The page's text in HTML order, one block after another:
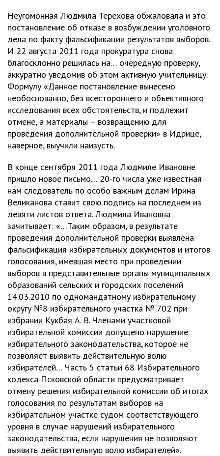
Неугомонная Людмила Терехова обжаловала и это
постановление об отказе в возбуждении уголовного
дела по факту фальсификации результатов выборов.
И 22 августа 2011 года прокуратура снова
благосклонно решилась на… очередную проверку,
аккуратно уведомив об этом активную учительницу.
Формулу «Данное постановление вынесено
необоснованно, без всестороннего и объективного
исследования всех обстоятельств, и подлежит
отмене, а материалы – возвращению для
проведения дополнительной проверки» в Идрице,
наверное, выучили наизусть.
В конце сентября 2011 года Людмиле Ивановне
пришло новое письмо… 20-го числа уже известная
нам следователь по особо важным делам Ирина
Великанова ставит свою подпись на последнем из
девяти листов ответа. Людмила Ивановна
зачитывает: «…Таким образом, в результате
проведения дополнительной проверки выявлена
фальсификация избирательных документов и итогов
голосования, имевшая место при проведении
выборов в представительные органы муниципальных
образований сельских и городских поселений
14.03.2010 по одномандатному избирательному
округу №8 избирательного участка № 702 при
избрании Кукбая А. В. Членами участковой
избирательной комиссии допущено нарушение
избирательного законодательства, которое не
позволяет выявить действительную волю
избирателей… Часть 5 статьи 68 Избирательного
кодекса Псковской области предусматривает
отмену решения избирательной комиссии об итогах
голосования по результатам выборов на
избирательном участке судом соответствующего
уровня в случае нарушений избирательного
законодательства, если нарушения не позволяют
выявить действительную волю избирателей».